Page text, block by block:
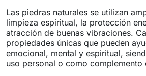
Las piedras naturales se utilizan
limpieza espiritual, la protección
atracción de buenas vibraciones.
propiedades únicas que pueden
emocional, mental y espiritual,
uso personal o como complemento